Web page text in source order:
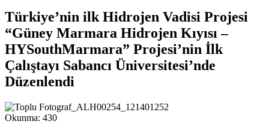
Türkiye’nin ilk Hidrojen Vadisi Projesi
“Güney Marmara Hidrojen Kıyısı –
HYSouthMarmara” Projesi’nin İlk
Çalıştayı Sabancı Üniversitesi’nde
Düzenlendi
Okunma: 430